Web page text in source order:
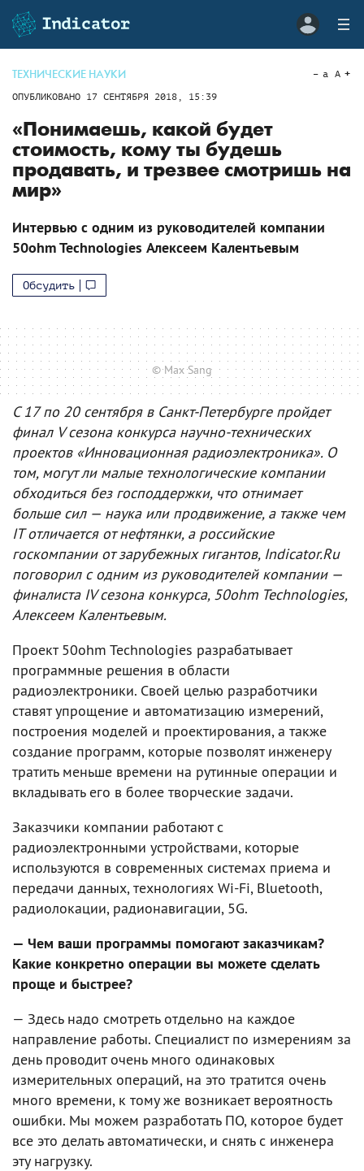
ТЕХНИЧЕСКИЕ НАУКИ
ОПУБЛИКОВАНО 17 СЕНТЯБРЯ 2018, 15:39
a A
«Понимаешь, какой будет
стоимость, кому ты будешь
продавать, и трезвее смотришь на
мир»
Интервью с одним из руководителей компании
50ohm Technologies Алексеем Калентьевым
Обсудить
© Max Sang
С 17 по 20 сентября в Санкт-Петербурге пройдет
финал V сезона конкурса научно-технических
проектов «Инновационная радиоэлектроника». О
том, могут ли малые технологические компании
обходиться без господдержки, что отнимает
больше сил — наука или продвижение, а также чем
IT отличается от нефтянки, а российские
госкомпании от зарубежных гигантов, Indicator.Ru
поговорил с одним из руководителей компании —
финалиста IV сезона конкурса, 50ohm Technologies,
Алексеем Калентьевым.
Проект 50ohm Technologies разрабатывает
программные решения в области
радиоэлектроники. Своей целью разработчики
ставят упрощение и автоматизацию измерений,
построения моделей и проектирования, а также
создание программ, которые позволят инженеру
тратить меньше времени на рутинные операции и
вкладывать его в более творческие задачи.
Заказчики компании работают с
радиоэлектронными устройствами, которые
используются в современных системах приема и
передачи данных, технологиях Wi-Fi, Bluetooth,
радиолокации, радионавигации, 5G.
— Чем ваши программы помогают заказчикам?
Какие конкретно операции вы можете сделать
проще и быстрее?
— Здесь надо смотреть отдельно на каждое
направление работы. Специалист по измерениям за
день проводит очень много одинаковых
измерительных операций, на это тратится очень
много времени, к тому же возникает вероятность
ошибки. Мы можем разработать ПО, которое будет
все это делать автоматически, и снять с инженера
эту нагрузку.